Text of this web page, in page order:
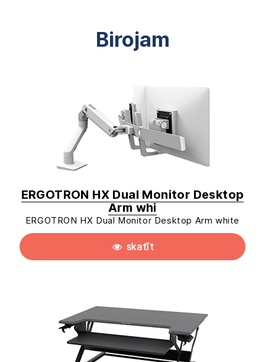
Birojam
ERGOTRON HX Dual Monitor Desktop
Arm whi
ERGOTRON HX Dual Monitor Desktop Arm white
skatīt